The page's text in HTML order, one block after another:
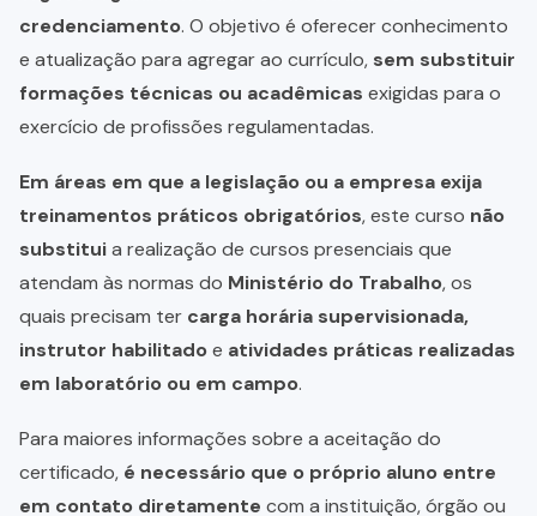
credenciamento. O objetivo é oferecer conhecimento
e atualização para agregar ao currículo, sem substituir
formações técnicas ou acadêmicas exigidas para o
exercício de profissões regulamentadas.
Em áreas em que a legislação ou a empresa exija
treinamentos práticos obrigatórios, este curso não
substituia realização de cursos presenciais que
atendam às normas do Ministério do Trabalho, os
quais precisam ter carga horária supervisionada,
instrutor habilitadoe atividades práticas realizadas
em laboratório ou em campo.
Para maiores informações sobre a aceitação do
certificado, é necessário que o próprio aluno entre
em contato diretamente com a instituição, órgão ou